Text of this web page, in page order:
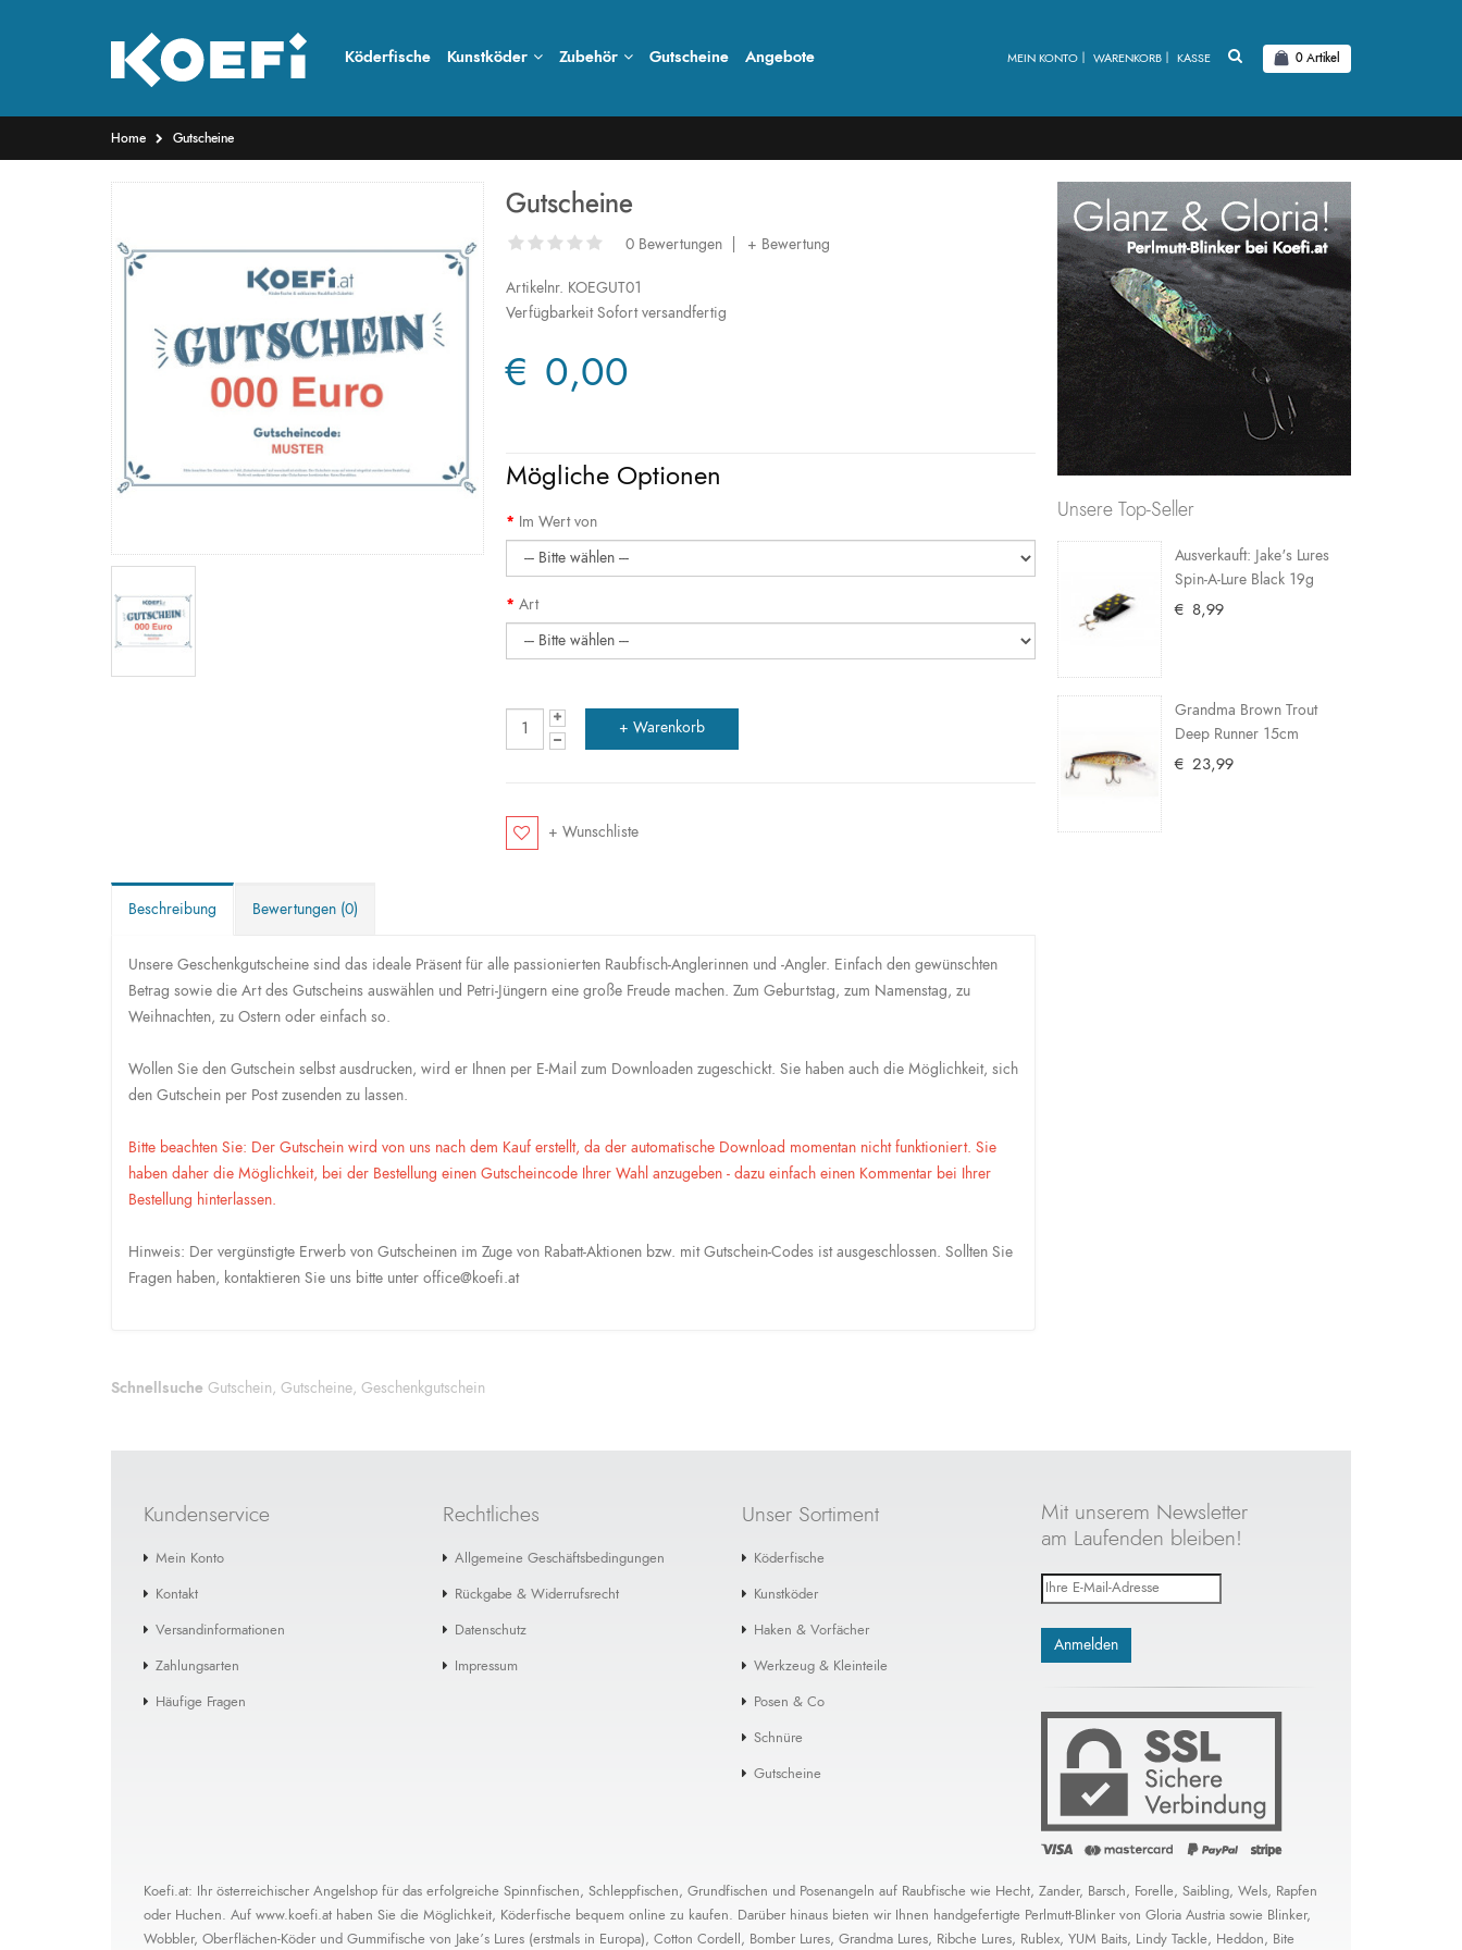
Köderfische Kunstköder Zubehör Gutscheine Angebote MEIN KONTO WARENKORB KASSE 0 Artikel
Home Gutscheine
Gutscheine
0 Bewertungen| + Bewertung
Artikelnr.
KOEGUT01
VerfügbarkeitSofort versandfertig
€ 0,00
Mögliche Optionen
Im Wert von
Art
+ Wunschliste
Beschreibung Bewertungen (0)
Unsere Geschenkgutscheine sind das ideale Präsent für alle passionierten Raubfisch-Anglerinnen und -Angler. Einfach den gewünschten
Betrag sowie die Art des Gutscheins auswählen und Petri-Jüngern eine große Freude machen. Zum Geburtstag, zum Namenstag, zu
Weihnachten, zu Ostern oder einfach so.
Wollen Sie den Gutschein selbst ausdrucken, wird er Ihnen per E-Mail zum Downloaden zugeschickt. Sie haben auch die Möglichkeit, sich
den Gutschein per Post zusenden zu lassen.
Bitte beachten Sie: Der Gutschein wird von uns nach dem Kauf erstellt, da der automatische Download momentan nicht funktioniert. Sie
haben daher die Möglichkeit, bei der Bestellung einen Gutscheincode Ihrer Wahl anzugeben - dazu einfach einen Kommentar bei Ihrer
Bestellung hinterlassen.
Hinweis: Der vergünstigte Erwerb von Gutscheinen im Zuge von Rabatt-Aktionen bzw. mit Gutschein-Codes ist ausgeschlossen. Sollten Sie
Fragen haben, kontaktieren Sie uns bitte unter office@koefi.at
Schnellsuche Gutschein Gutscheine Geschenkgutschein
Unsere Top-Seller
Ausverkauft: Jake's Lures
Spin-A-Lure Black 19g
€ 8,99
Grandma Brown Trout
Deep Runner 15cm
€ 23,99
Kundenservice
Mein Konto
Kontakt
Versandinformationen
Zahlungsarten
Häufige Fragen
Rechtliches
Allgemeine Geschäftsbedingungen
Rückgabe & Widerrufsrecht
Datenschutz
Impressum
Unser Sortiment
Köderfische
Kunstköder
Haken & Vorfächer
Werkzeug & Kleinteile
Posen & Co
Schnüre
Gutscheine
Mit unserem Newsletter
am Laufenden bleiben!
Koefi.at: Ihr österreichischer Angelshop für das erfolgreiche Spinnfischen, Schleppfischen, Grundfischen und Posenangeln auf Raubfische wie Hecht, Zander, Barsch, Forelle, Saibling, Wels, Rapfen
oder Huchen. Auf www.koefi.at haben Sie die Möglichkeit, Köderfische bequem online zu kaufen. Darüber hinaus bieten wir Ihnen handgefertigte Perlmutt-Blinker von Gloria Austria sowie Blinker,
Wobbler, Oberflächen-Köder und Gummifische von Jake’s Lures (erstmals in Europa), Cotton Cordell, Bomber Lures, Grandma Lures, Ribche Lures, Rublex, YUM Baits, Lindy Tackle, Heddon, Bite